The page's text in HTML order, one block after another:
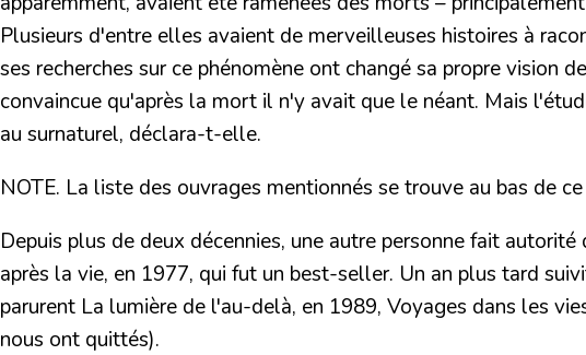
Plusieurs d'entre elles avaient de merveilleuses histoires à
ses recherches sur ce phénomène ont changé sa propre
convaincue qu'après la mort il n'y avait que le néant. Mais
au surnaturel, déclara-t-elle.
NOTE. La liste des ouvrages mentionnés se trouve au bas de
Depuis plus de deux décennies, une autre personne fait
après la vie, en 1977, qui fut un best-seller. Un an plus tard
parurent La lumière de l'au-delà, en 1989, Voyages dans les
nous ont quittés).